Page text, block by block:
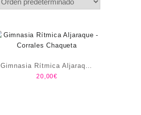
Gimnasia Rítmica Aljaraque
-Corrales Chaqueta
20,00€